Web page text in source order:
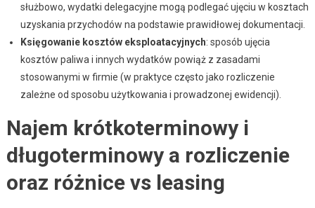
służbowo, wydatki delegacyjne mogą podlegać ujęciu w kosztach
uzyskania przychodów na podstawie prawidłowej dokumentacji.
Księgowanie kosztów eksploatacyjnych: sposób ujęcia
kosztów paliwa i innych wydatków powiąż z zasadami
stosowanymi w firmie (w praktyce często jako rozliczenie
zależne od sposobu użytkowania i prowadzonej ewidencji).
Najem krótkoterminowy i
długoterminowy a rozliczenie
oraz różnice vs leasing